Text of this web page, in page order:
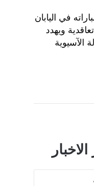
في اليابان
ويهدد
الآسيوية